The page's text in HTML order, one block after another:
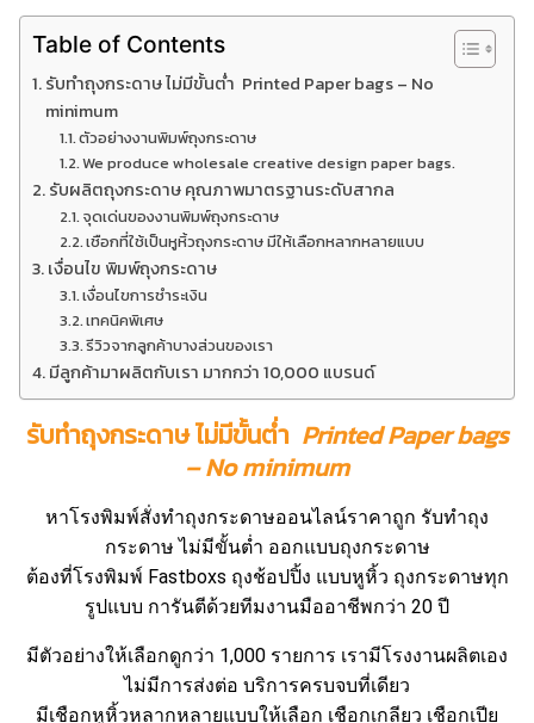
Table of Contents
รับทําถุงกระดาษ ไม่มีขั้นต่ำ Printed Paper bags – No
minimum
ตัวอย่างงานพิมพ์ถุงกระดาษ
We produce wholesale creative design paper bags.
รับผลิตถุงกระดาษ คุณภาพมาตรฐานระดับสากล
จุดเด่นของงานพิมพ์ถุงกระดาษ
เชือกที่ใช้เป็นหูหิ้วถุงกระดาษ มีให้เลือกหลากหลายแบบ
เงื่อนไข พิมพ์ถุงกระดาษ
เงื่อนไขการชำระเงิน
เทคนิคพิเศษ
รีวิวจากลูกค้าบางส่วนของเรา
มีลูกค้ามาผลิตกับเรา มากกว่า 10,000 แบรนด์
รับทําถุงกระดาษ ไม่มีขั้นต่ำ PrintedPaperbags
– No minimum
หาโรงพิมพ์สั่งทำถุงกระดาษออนไลน์ราคาถูก รับทําถุง
กระดาษ ไม่มีขั้นต่ำ ออกแบบถุงกระดาษ
ต้องที่โรงพิมพ์ Fastboxs ถุงช้อปปิ้ง แบบหูหิ้ว ถุงกระดาษทุก
รูปแบบ การันตีด้วยทีมงานมืออาชีพกว่า 20 ปี
มีตัวอย่างให้เลือกดูกว่า 1,000 รายการ เรามีโรงงานผลิตเอง
ไม่มีการส่งต่อ บริการครบจบที่เดียว
มีเชือกหูหิ้วหลากหลายแบบให้เลือก เชือกเกลียว เชือกเปีย